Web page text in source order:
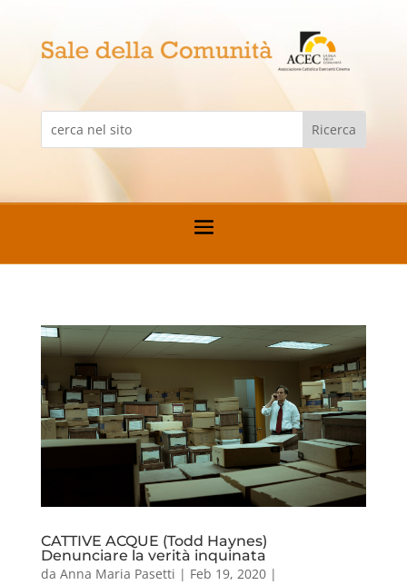
CATTIVE ACQUE (Todd Haynes)
Denunciare la verità inquinata
da Anna Maria Pasetti | Feb 19, 2020|